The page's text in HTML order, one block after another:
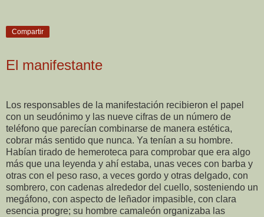
Compartir
El manifestante
Los responsables de la manifestación recibieron el papel
con un seudónimo y las nueve cifras de un número de
teléfono que parecían combinarse de manera estética,
cobrar más sentido que nunca. Ya tenían a su hombre.
Habían tirado de hemeroteca para comprobar que era algo
más que una leyenda y ahí estaba, unas veces con barba y
otras con el peso raso, a veces gordo y otras delgado, con
sombrero, con cadenas alrededor del cuello, sosteniendo un
megáfono, con aspecto de leñador impasible, con clara
esencia progre; su hombre camaleón organizaba las